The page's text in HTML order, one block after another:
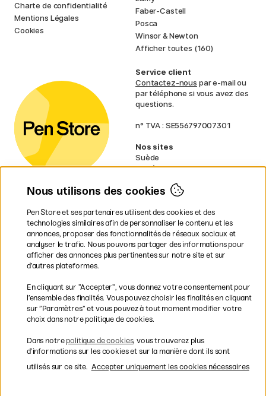
Charte de confidentialité
Mentions Légales
Cookies
Faber-Castell
Posca
Winsor & Newton
Afficher toutes (160)
Service client
Contactez-nous par e-mail ou
par téléphone si vous avez des
questions.
n° TVA : SE556797007301
Nos sites
Suède
Norvège
Finlande
Irlande
Pays-Bas
Royaume-Uni
UE
volumineux.
Les modes de paiement
Nous utilisons des cookies
Pen Store et ses partenaires utilisent des cookies et des
technologies similaires afin de personnaliser le contenu et les
annonces, proposer des fonctionnalités de réseaux sociaux et
analyser le trafic. Nous pouvons partager des informations pour
afficher des annonces plus pertinentes sur notre site et sur
d’autres plateformes.
En cliquant sur ”Accepter”, vous donnez votre consentement pour
l’ensemble des finalités. Vous pouvez choisir les finalités en cliquant
sur ”Paramètres” et vous pouvez à tout moment modifier votre
choix dans notre politique de cookies.
Dans notre politique de cookies, vous trouverez plus
d’informations sur les cookies et sur la manière dont ils sont
utilisés sur ce site. Accepter uniquement les cookies nécessaires